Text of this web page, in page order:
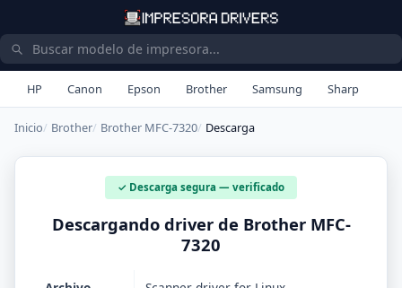
HP Canon Epson Brother Samsung Sharp
Inicio Brother Brother MFC-7320 Descarga
✓ Descarga segura — verificado
Descargando driver de Brother MFC-
7320